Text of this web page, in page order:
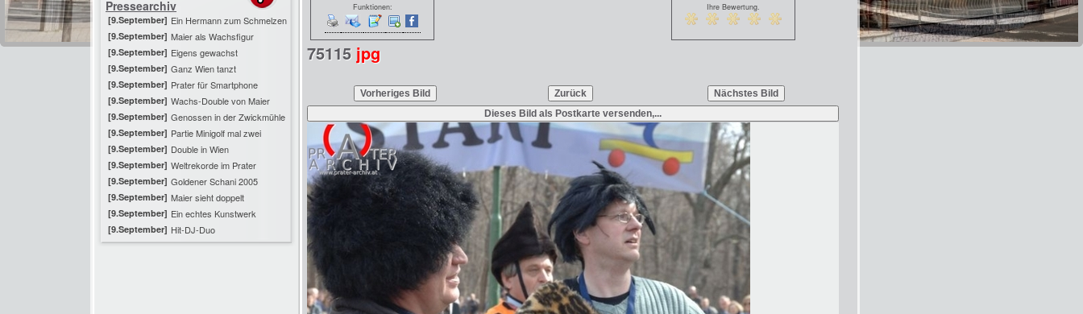
Pressearchiv
[9.September] Ein Hermann zum Schmelzen
[9.September] Maier als Wachsfigur
[9.September] Eigens gewachst
[9.September] Ganz Wien tanzt
[9.September] Prater für Smartphone
[9.September] Wachs-Double von Maier
[9.September] Genossen in der Zwickmühle
[9.September] Partie Minigolf mal zwei
[9.September] Double in Wien
[9.September] Weltrekorde im Prater
[9.September] Goldener Schani 2005
[9.September] Maier sieht doppelt
[9.September] Ein echtes Kunstwerk
[9.September] Hit-DJ-Duo
Funktionen: Ihre Bewertung.
75115 jpg